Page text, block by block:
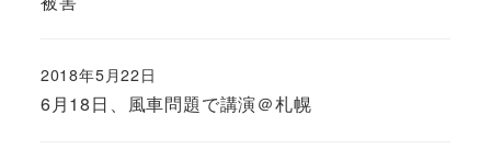
6月18日、風車問題で講演＠札幌
2018年5月22日